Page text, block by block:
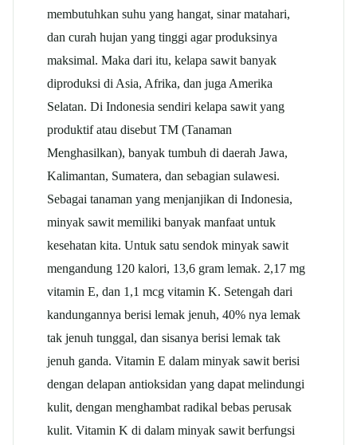
membutuhkan suhu yang hangat, sinar matahari,
dan curah hujan yang tinggi agar produksinya
maksimal. Maka dari itu, kelapa sawit banyak
diproduksi di Asia, Afrika, dan juga Amerika
Selatan. Di Indonesia sendiri kelapa sawit yang
produktif atau disebut TM (Tanaman
Menghasilkan), banyak tumbuh di daerah Jawa,
Kalimantan, Sumatera, dan sebagian sulawesi.
Sebagai tanaman yang menjanjikan di Indonesia,
minyak sawit memiliki banyak manfaat untuk
kesehatan kita. Untuk satu sendok minyak sawit
mengandung 120 kalori, 13,6 gram lemak. 2,17 mg
vitamin E, dan 1,1 mcg vitamin K. Setengah dari
kandungannya berisi lemak jenuh, 40% nya lemak
tak jenuh tunggal, dan sisanya berisi lemak tak
jenuh ganda. Vitamin E dalam minyak sawit berisi
dengan delapan antioksidan yang dapat melindungi
kulit, dengan menghambat radikal bebas perusak
kulit. Vitamin K di dalam minyak sawit berfungsi